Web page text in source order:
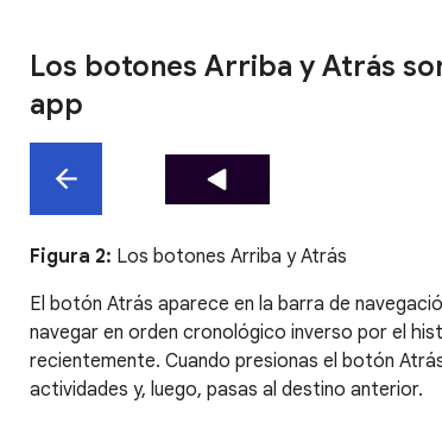
Los botones Arriba y Atrás
app
Figura 2: Los botones Arriba y Atrás
El botón Atrás aparece en la barra de
navegar en orden cronológico inverso por el
recientemente. Cuando presionas el botón
actividades y, luego, pasas al destino anterior.